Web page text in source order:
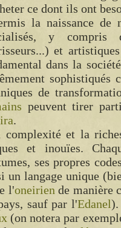
ce dont ils ont
la naissance de
y compris
et
dans la
sophistiqués
de
peuvent tirer
.
complexité et la
et inouïes.
ses propres
un langage unique
l'oneirien de manière
sauf par l'Edanel).
(on notera par